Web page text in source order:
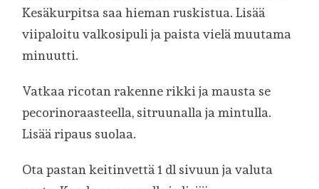
Kesäkurpitsa saa hieman ruskistua. Lisää
viipaloitu valkosipuli ja paista vielä muutama
minuutti.
Vatkaa ricotan rakenne rikki ja mausta se
pecorinoraasteella, sitruunalla ja mintulla.
Lisää ripaus suolaa.
Ota pastan keitinvettä 1 dl sivuun ja valuta